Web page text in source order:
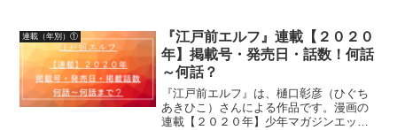
連載（年別）①
『江戸前エルフ』連載【２０２０
年】掲載号・発売日・話数！何話
～何話？
『江戸前エルフ』は、樋口彰彦（ひぐち
あきひこ）さんによる作品です。漫画の
連載【２０２０年】少年マガジンエッジ